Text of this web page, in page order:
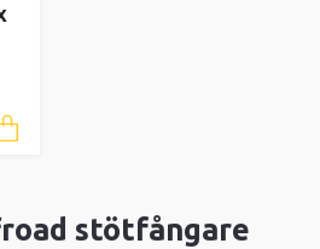
stötfångare